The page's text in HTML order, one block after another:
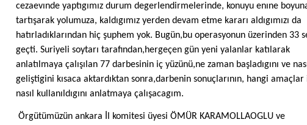
cezaevınde yaptıgımız durum degerlendirmelerinde, konuyu enıne
tartışarak yolumuza, kaldıgımız yerden devam etme kararı aldıgımızı da
hatırladıklarından hiç şuphem yok. Bugün,bu operasyonun üzerinden 33
geçti. Suriyeli soytarı tarafından,hergeçen gün yeni yalanlar katılarak
anlatılmaya çalışılan 77 darbesinin iç yüzünü,ne zaman başladıgını ve
geliştigini kısaca aktardıktan sonra,darbenin sonuçlarının, hangi amaçlar
nasıl kullanıldıgını anlatmaya çalışacagım.
Örgütümüzün ankara İl komitesi üyesi ÖMÜR KARAMOLLAOGLU ve